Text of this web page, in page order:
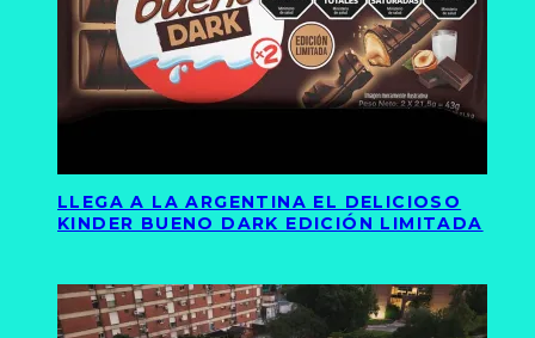
LLEGA A LA ARGENTINA EL DELICIOSO
KINDER BUENO DARK EDICIÓN LIMITADA